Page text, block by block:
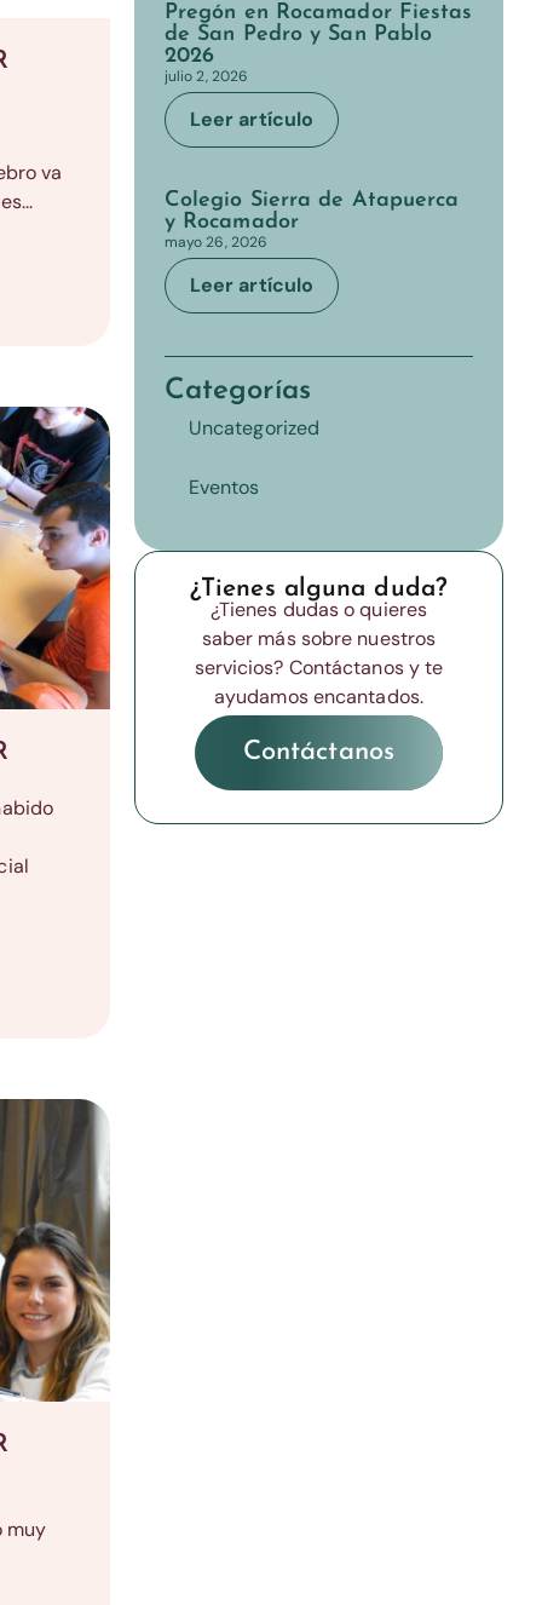
va
muy
Pregón en Rocamador Fiestas
de San Pedro y San Pablo
2026
julio 2, 2026
Leer artículo
Colegio Sierra de Atapuerca
y Rocamador
mayo 26, 2026
Leer artículo
Categorías
Uncategorized
Eventos
¿Tienes alguna duda?
¿Tienes dudas o quieres
saber más sobre nuestros
servicios? Contáctanos y te
ayudamos encantados.
Contáctanos